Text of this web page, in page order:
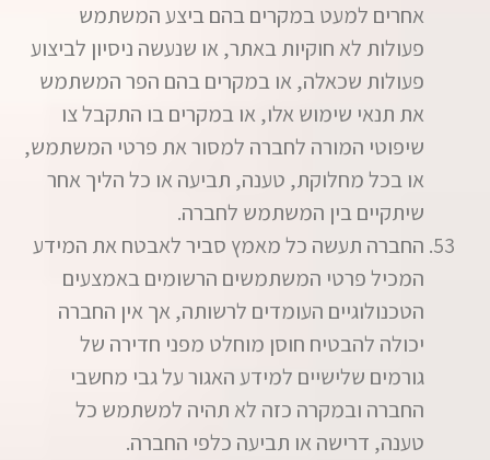
אחרים למעט במקרים בהם ביצע המשתמש
פעולות לא חוקיות באתר, או שנעשה ניסיון לביצוע
פעולות שכאלה, או במקרים בהם הפר המשתמש
את תנאי שימוש אלו, או במקרים בו התקבל צו
שיפוטי המורה לחברה למסור את פרטי המשתמש,
או בכל מחלוקת, טענה, תביעה או כל הליך אחר
שיתקיים בין המשתמש לחברה.
החברה תעשה כל מאמץ סביר לאבטח את המידע
המכיל פרטי המשתמשים הרשומים באמצעים
הטכנולוגיים העומדים לרשותה, אך אין החברה
יכולה להבטיח חוסן מוחלט מפני חדירה של
גורמים שלישיים למידע האגור על גבי מחשבי
החברה ובמקרה כזה לא תהיה למשתמש כל
טענה, דרישה או תביעה כלפי החברה.